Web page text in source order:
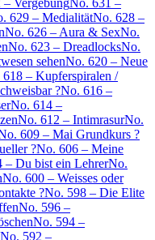
VergebungNo. 631 –
629 – MedialitätNo. 628 –
No. 626 – Aura & SexNo.
No. 623 – DreadlocksNo.
sehenNo. 620 – Neue
– Kupferspiralen /
?No. 616 –
No. 614 –
No. 612 – IntimrasurNo.
609 – Mai Grundkurs ?
?No. 606 – Meine
– Du bist ein LehrerNo.
No. 600 – Weisses oder
?No. 598 – Die Elite
No. 596 –
No. 594 –
No. 592 –